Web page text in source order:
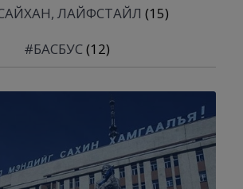
ЛАЙФСТАЙЛ (15)
#БАСБУС(12)